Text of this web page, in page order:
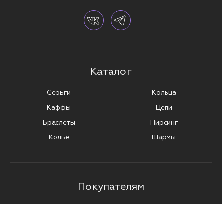
Каталог
Серьги
Каффы
Браслеты
Колье
Кольца
Цепи
Пирсинг
Шармы
Покупателям